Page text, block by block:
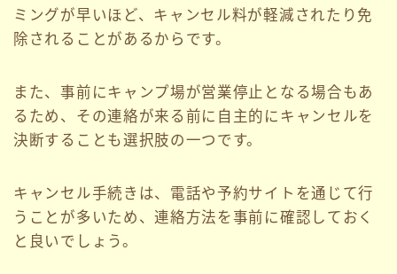
ミングが早いほど、キャンセル料が軽減されたり免
除されることがあるからです。
また、事前にキャンプ場が営業停止となる場合もあ
るため、その連絡が来る前に自主的にキャンセルを
決断することも選択肢の一つです。
キャンセル手続きは、電話や予約サイトを通じて行
うことが多いため、連絡方法を事前に確認しておく
と良いでしょう。